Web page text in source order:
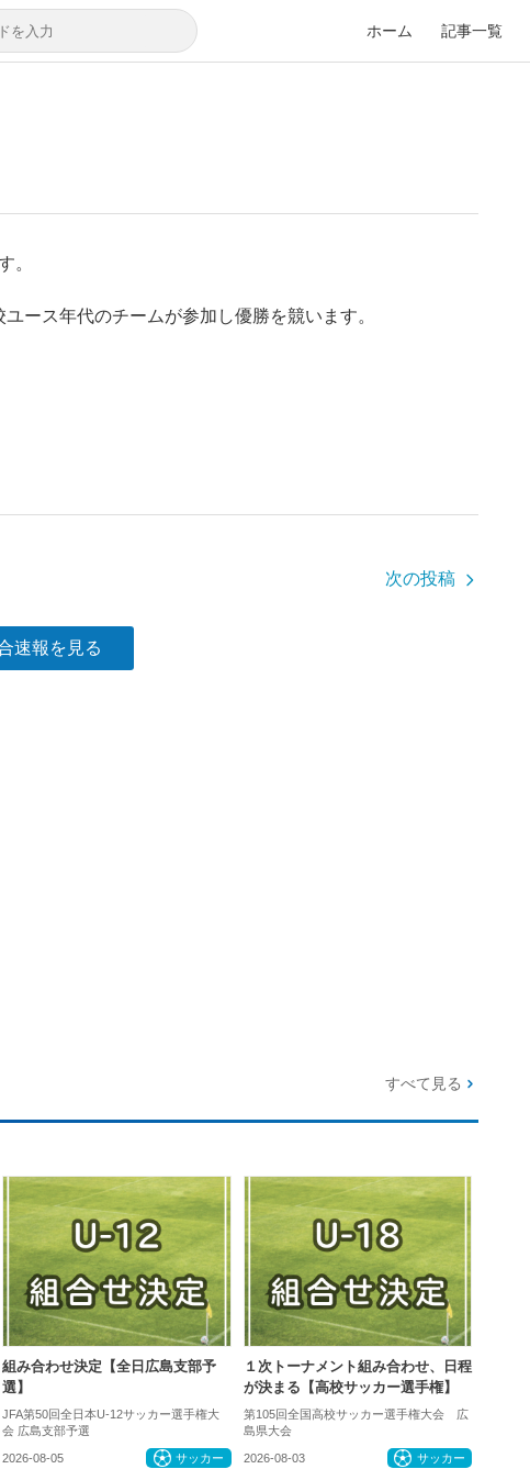
ホーム 記事一覧
。
ース年代のチームが参加し優勝を競います。
次の投稿
速報を見る
すべて見る
組み合わせ決定【全日広島支部予
選】
JFA第50回全日本U-12サッカー選手権大
会 広島支部予選
2026-08-05 サッカー
１次トーナメント組み合わせ、日程
が決まる【高校サッカー選手権】
第105回全国高校サッカー選手権大会 広
島県大会
2026-08-03 サッカー